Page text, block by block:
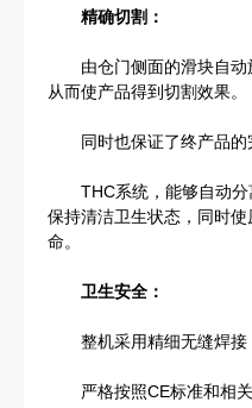
精确切割：
由仓门侧面的滑块自动
从而使产品得到切割效果。
同时也保证了终产品的
THC系统，能够自动分
保持清洁卫生状态，同时
命。
卫生安全：
整机采用精细无缝焊接
严格按照CE标准和相关